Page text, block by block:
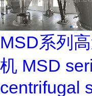
MSD系列
机 MSD
centrifugal